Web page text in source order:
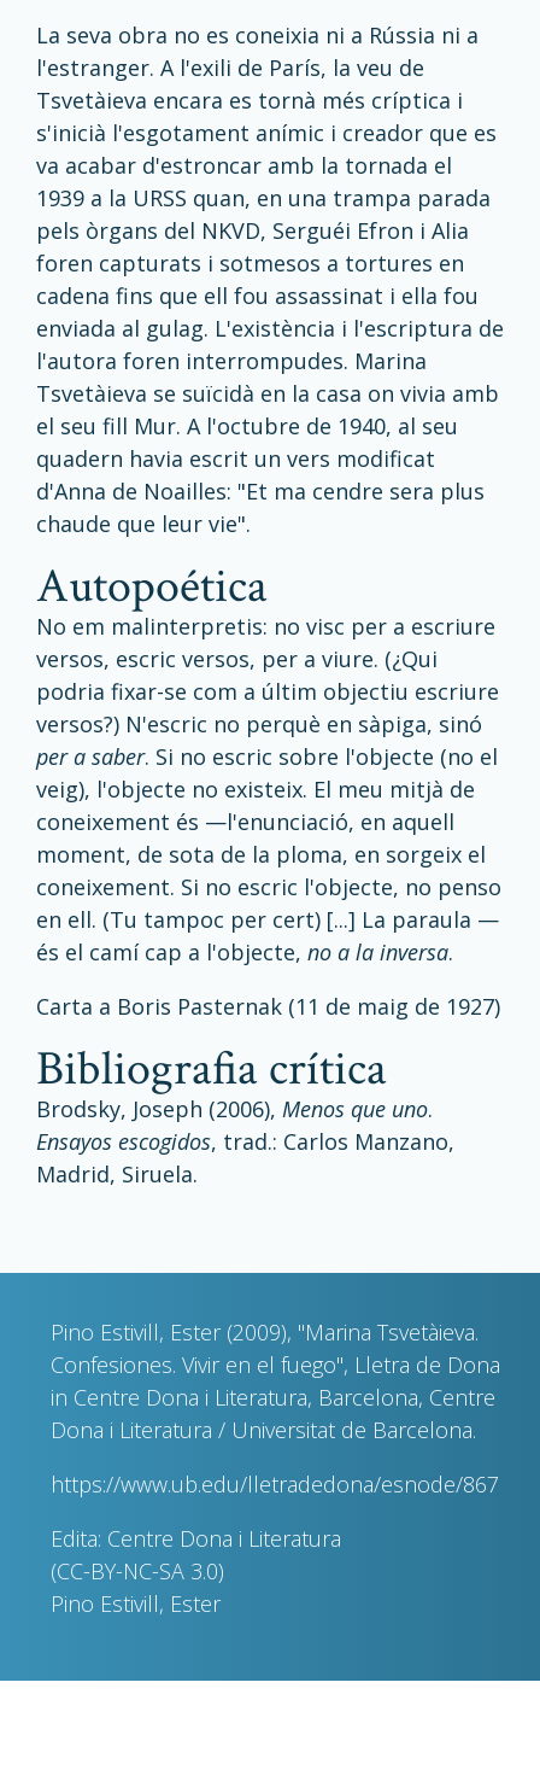
La seva obra no es coneixia ni a Rússia ni a
l'estranger. A l'exili de París, la veu de
Tsvetàieva encara es tornà més críptica i
s'inicià l'esgotament anímic i creador que es
va acabar d'estroncar amb la tornada el
1939 a la URSS quan, en una trampa parada
pels òrgans del NKVD, Serguéi Efron i Alia
foren capturats i sotmesos a tortures en
cadena fins que ell fou assassinat i ella fou
enviada al gulag. L'existència i l'escriptura de
l'autora foren interrompudes. Marina
Tsvetàieva se suïcidà en la casa on vivia amb
el seu fill Mur. A l'octubre de 1940, al seu
quadern havia escrit un vers modificat
d'Anna de Noailles: "Et ma cendre sera plus
chaude que leur vie".
autopoética
No em malinterpretis: no visc per a escriure
versos, escric versos, per a viure. (¿Qui
podria fixar-se com a últim objectiu escriure
versos?) N'escric no perquè en sàpiga, sinó
per a saber. Si no escric sobre l'objecte (no el
veig), l'objecte no existeix. El meu mitjà de
coneixement és —l'enunciació, en aquell
moment, de sota de la ploma, en sorgeix el
coneixement. Si no escric l'objecte, no penso
en ell. (Tu tampoc per cert) [...] La paraula —
és el camí cap a l'objecte, no a la inversa.
Carta a Boris Pasternak (11 de maig de 1927)
bibliografia crítica
Brodsky, Joseph (2006), Menos que uno.
Ensayos escogidos, trad.: Carlos Manzano,
Madrid, Siruela.
Pino Estivill, Ester (2009), "Marina Tsvetàieva.
Confesiones. Vivir en el fuego", Lletra de Dona
in Centre Dona i Literatura, Barcelona, Centre
Dona i Literatura / Universitat de Barcelona.
https://www.ub.edu/lletradedona/esnode/867
Edita: Centre Dona i Literatura
(CC-BY-NC-SA 3.0)
Pino Estivill, Ester